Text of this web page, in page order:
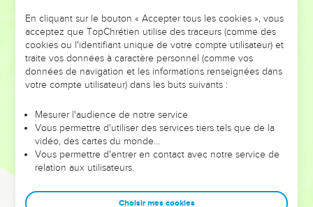
NE MANQUEZ PAS L’ÉVÉNEMENT
DE L’ANNÉE !
ET SI LEURS ERREURS POUVAIENT VOUS ÉVITER LES
VOTRES ?
leur foi ou leur vision. Mais on voit moins les doutes, les erreurs
et les saisons difficiles qu'ils ont traversés, alors même que ce
sont elles qui les ont façonnés.
Dans cette conférence, leaders, entrepreneurs, et responsables
clés pour avancer avec plus de sagesse afin que leurs erreurs
En cliquant sur le bouton « Accepter tous les cookies », vous
acceptez que TopChrétien utilise des traceurs (comme des
cookies ou l'identifiant unique de votre compte utilisateur) et
traite vos données à caractère personnel (comme vos
données de navigation et les informations renseignées dans
votre compte utilisateur) dans les buts suivants :
Mesurer l'audience de notre service
Vous permettre d'utiliser des services tiers tels que de la
vidéo, des cartes du monde…
Vous permettre d'entrer en contact avec notre service de
relation aux utilisateurs.
Choisir mes cookies